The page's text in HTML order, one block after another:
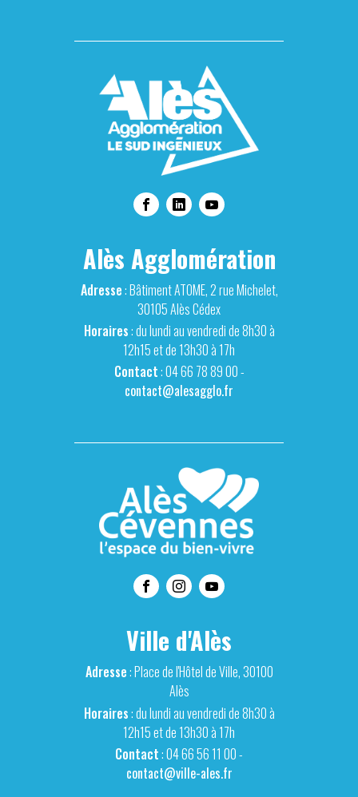
Alès Agglomération
Adresse: Bâtiment ATOME, 2 rue Michelet,
30105 Alès Cédex
Horaires: du lundi au vendredi de 8h30 à
12h15 et de 13h30 à 17h
Contact: 04 66 78 89 00 -
contact@alesagglo.fr
Ville d'Alès
Adresse: Place de l'Hôtel de Ville, 30100
Alès
Horaires: du lundi au vendredi de 8h30 à
12h15 et de 13h30 à 17h
Contact: 04 66 56 11 00 -
contact@ville-ales.fr